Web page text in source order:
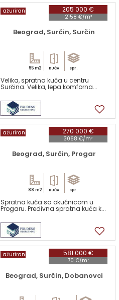
205 000 €
2158 €/m²
ažuriran
Beograd, Surčin, Surčin
95 m2 KUĆA spr.
Velika, spratna kuća u centru
Surčina. Velika, lepa komforna...
270 000 €
3068 €/m²
ažuriran
Beograd, Surčin, Progar
88 m2 KUĆA spr.
Spratna kuća sa okućnicom u
Progaru. Predivna spratna kuća k...
581 000 €
70 €/m²
ažuriran
Beograd, Surčin, Dobanovci